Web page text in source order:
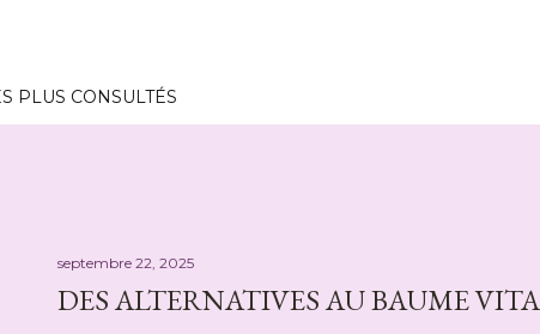
PLUS CONSULTÉS
septembre 22, 2025
DES ALTERNATIVES AU BAUME